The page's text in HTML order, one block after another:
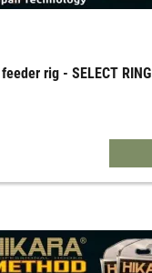
rig - SELECT RING